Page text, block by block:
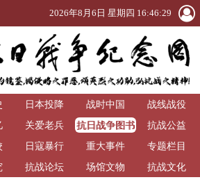
2026年8月6日 星期四 16:46:30
日本投降 战时中国
战线战役
关爱老兵
抗日战争图书
馆
抗战公益
日寇暴行 重大事件
专题栏目
抗战论坛 场馆文物 抗战文化